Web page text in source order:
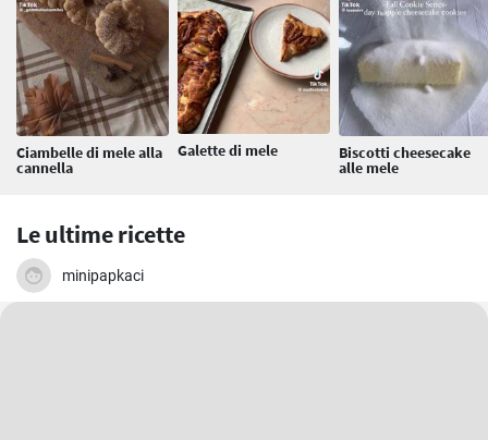
Ciambelle di mele alla
cannella
Galette di mele Biscotti cheesecake
alle mele
Le ultime ricette
minipapkaci